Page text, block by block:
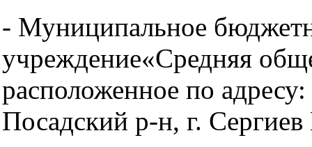
- Муниципальное
учреждение«Средняя
расположенное по
Посадский р-н, г.